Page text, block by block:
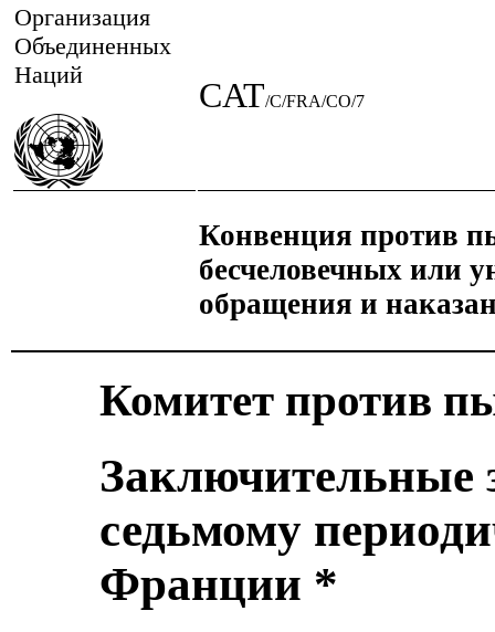
Организация
Объединенных
Наций
CAT/C/FRA/CO/7
Конвенция против
бесчеловечных или
обращения и
Комитет против
Заключительные
седьмому
Франции *